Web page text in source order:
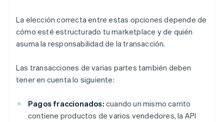
La elección correcta entre estas opciones depende de
cómo esté estructurado tu marketplace y de quién
asuma la responsabilidad de la transacción.
Las transacciones de varias partes también deben
tener en cuenta lo siguiente:
Pagos fraccionados: cuando un mismo carrito
contiene productos de varios vendedores, la API